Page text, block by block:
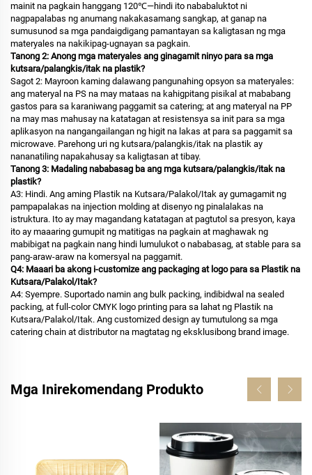
mainit na pagkain hanggang 120℃—hindi ito nababaluktot ni
nagpapalabas ng anumang nakakasamang sangkap, at ganap na
sumusunod sa mga pandaigdigang pamantayan sa kaligtasan ng mga
materyales na nakikipag-ugnayan sa pagkain.
Tanong 2: Anong mga materyales ang ginagamit ninyo para sa mga
kutsara/palangkis/itak na plastik?
Sagot 2: Mayroon kaming dalawang pangunahing opsyon sa materyales:
ang materyal na PS na may mataas na kahigpitang pisikal at mababang
gastos para sa karaniwang paggamit sa catering; at ang materyal na PP
na may mas mahusay na katatagan at resistensya sa init para sa mga
aplikasyon na nangangailangan ng higit na lakas at para sa paggamit sa
microwave. Parehong uri ng kutsara/palangkis/itak na plastik ay
nananatiling napakahusay sa kaligtasan at tibay.
Tanong 3: Madaling nababasag ba ang mga kutsara/palangkis/itak na
plastik?
A3: Hindi. Ang aming Plastik na Kutsara/Palakol/Itak ay gumagamit ng
pampapalakas na injection molding at disenyo ng pinalalakas na
istruktura. Ito ay may magandang katatagan at pagtutol sa presyon, kaya
ito ay maaaring gumupit ng matitigas na pagkain at maghawak ng
mabibigat na pagkain nang hindi lumulukot o nababasag, at stable para sa
pang-araw-araw na komersyal na paggamit.
Q4: Maaari ba akong i-customize ang packaging at logo para sa Plastik na
Kutsara/Palakol/Itak?
A4: Syempre. Suportado namin ang bulk packing, indibidwal na sealed
packing, at full-color CMYK logo printing para sa lahat ng Plastik na
Kutsara/Palakol/Itak. Ang customized design ay tumutulong sa mga
catering chain at distributor na magtatag ng eksklusibong brand image.
Mga Inirekomendang Produkto